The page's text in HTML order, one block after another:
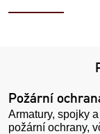
Požární
Armatury, spojky
požární ochrany,